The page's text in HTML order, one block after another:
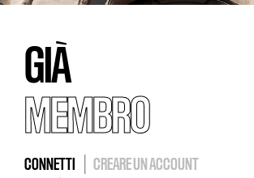
GIÀ
MEMBRO
CONNETTI CREARE UN ACCOUNT